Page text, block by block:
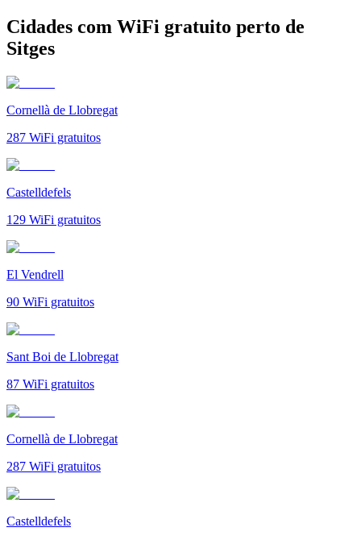
Cidades com WiFi gratuito perto de
Sitges
Cornellà de Llobregat
287 WiFi gratuitos
Castelldefels
129 WiFi gratuitos
El Vendrell
90 WiFi gratuitos
Sant Boi de Llobregat
87 WiFi gratuitos
Cornellà de Llobregat
287 WiFi gratuitos
Castelldefels